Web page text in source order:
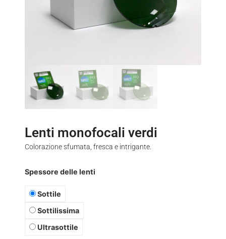
Lenti monofocali verdi
Colorazione sfumata, fresca e intrigante.
Spessore delle lenti
Sottile
Sottilissima
Ultrasottile